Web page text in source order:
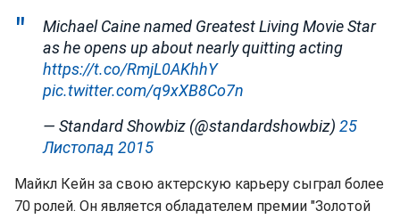
Michael Caine named Greatest Living Movie Star
as he opens up about nearly quitting acting
https://t.co/RmjL0AKhhY
pic.twitter.com/q9xXB8Co7n
— Standard Showbiz (@standardshowbiz) 25
Листопад 2015
Майкл Кейн за свою актерскую карьеру сыграл более
70 ролей. Он является обладателем премии "Золотой